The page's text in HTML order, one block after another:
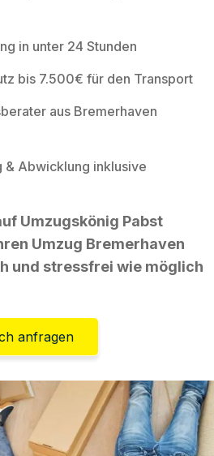
in unter 24 Stunden
bis 7.500€ für den Transport
aus Bremerhaven
& Abwicklung inklusive
Umzugskönig Pabst
Umzug Bremerhaven
und stressfrei wie möglich
anfragen